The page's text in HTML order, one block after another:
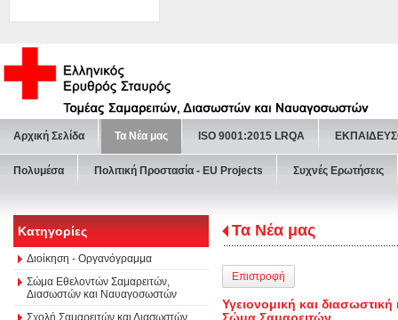
Αρχική Σελίδα Τα Νέα μας ISO 9001:2015 LRQA
Πολυμέσα Πολιτική Προστασία - ΕU Projects Συχνές Ερωτήσεις
Κατηγορίες
Διοίκηση - Οργανόγραμμα
Σώμα Εθελοντών Σαμαρειτών,
Διασωστών και Ναυαγοσωστών
Σχολή Σαμαρειτών και Διασωστών
Τα Νέα μας
Επιστροφή
Υγειονομική και